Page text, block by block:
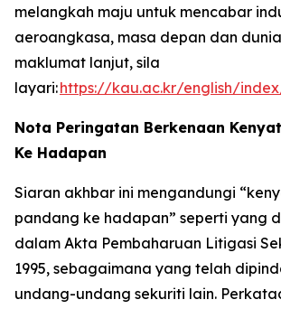
melangkah maju untuk mencabar
aeroangkasa, masa depan dan
maklumat lanjut, sila
layari:https://kau.ac.kr/english/
Nota Peringatan Berkenaan
Ke Hadapan
Siaran akhbar ini mengandungi
pandang ke hadapan” seperti yang
dalam Akta Pembaharuan Litigasi
1995, sebagaimana yang telah
undang-undang sekuriti lain.